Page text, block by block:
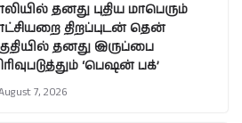
தனது புதிய மாபெரும்
திறப்புடன் தென்
தனது இருப்பை
‘பெஷன் பக்’
7, 2026